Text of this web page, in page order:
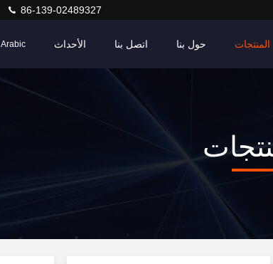
86-139-02489327
المنتجات حول بنا اتصل بنا الأحداث Arabic